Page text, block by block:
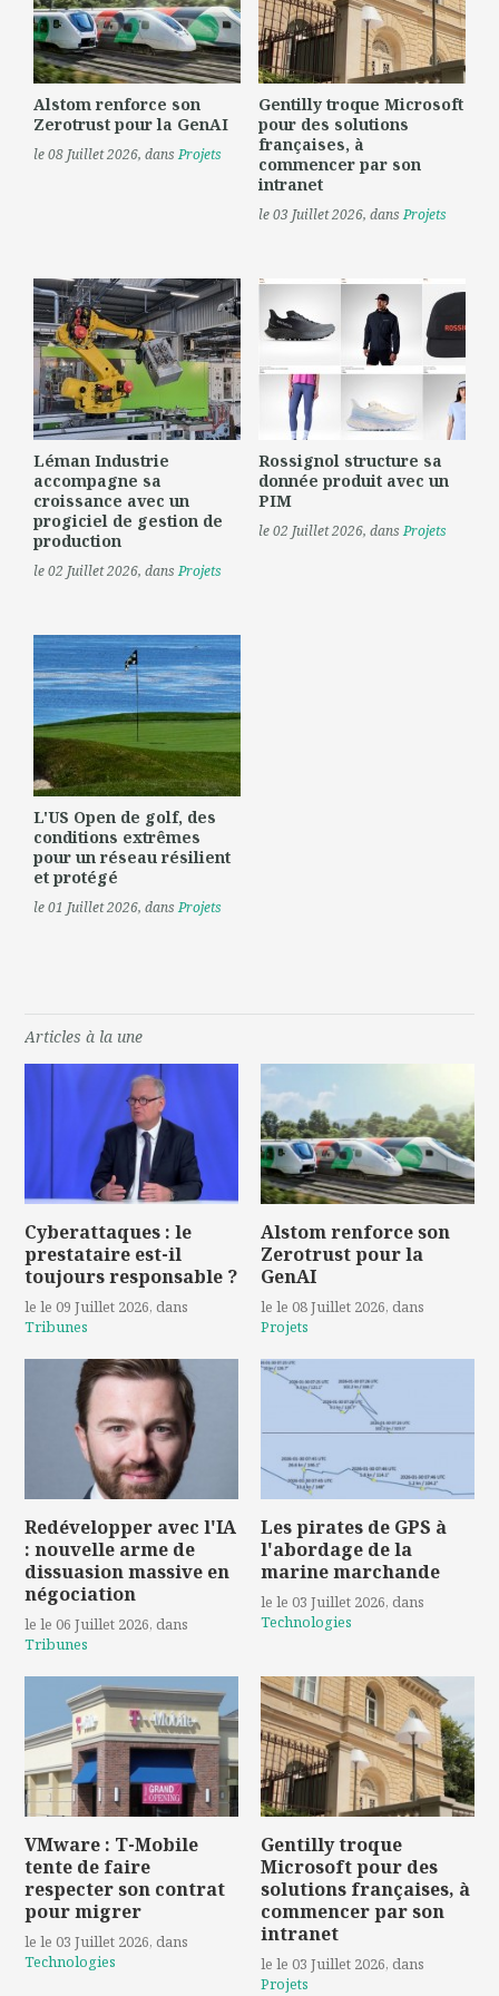
Alstom renforce son
Zerotrust pour la GenAI
le 08 Juillet 2026, dansProjets
Gentilly troque Microsoft
pour des solutions
françaises, à
commencer par son
intranet
le 03 Juillet 2026, dansProjets
Léman Industrie
accompagne sa
croissance avec un
progiciel de gestion de
production
le 02 Juillet 2026, dansProjets
Rossignol structure sa
donnée produit avec un
PIM
le 02 Juillet 2026, dansProjets
L'US Open de golf, des
conditions extrêmes
pour un réseau résilient
et protégé
le 01 Juillet 2026, dansProjets
Articles à la une
Cyberattaques : le
prestataire est-il
toujours responsable ?
le le 09 Juillet 2026, dans
Tribunes
Alstom renforce son
Zerotrust pour la
GenAI
le le 08 Juillet 2026, dans
Projets
Redévelopper avec l'IA
: nouvelle arme de
dissuasion massive en
négociation
le le 06 Juillet 2026, dans
Tribunes
Les pirates de GPS à
l'abordage de la
marine marchande
le le 03 Juillet 2026, dans
Technologies
VMware : T-Mobile
tente de faire
respecter son contrat
pour migrer
le le 03 Juillet 2026, dans
Technologies
Gentilly troque
Microsoft pour des
solutions françaises, à
commencer par son
intranet
le le 03 Juillet 2026, dans
Projets